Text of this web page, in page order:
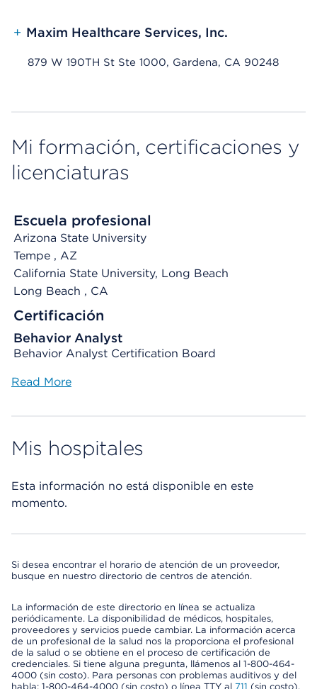
+ Maxim Healthcare Services, Inc.
879 W 190TH St Ste 1000, Gardena, CA 90248
Mi formación, certificaciones y
licenciaturas
Escuela profesional
Arizona State University
Tempe , AZ
California State University, Long Beach
Long Beach , CA
Certificación
Behavior Analyst
Behavior Analyst Certification Board
Read More
Mis hospitales
Esta información no está disponible en este
momento.
Si desea encontrar el horario de atención de un proveedor,
busque en nuestro directorio de centros de atención.
La información de este directorio en línea se actualiza
periódicamente. La disponibilidad de médicos, hospitales,
proveedores y servicios puede cambiar. La información acerca
de un profesional de la salud nos la proporciona el profesional
de la salud o se obtiene en el proceso de certificación de
credenciales. Si tiene alguna pregunta, llámenos al 1-800-464-
4000 (sin costo). Para personas con problemas auditivos y del
habla: 1-800-464-4000 (sin costo) o línea TTY al 711 (sin costo).